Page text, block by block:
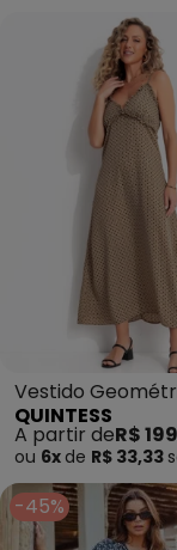
Vestido
Bege em Crepe
QUINTESS
A partir deR$
ou 6x de R$ 33,33
-45%